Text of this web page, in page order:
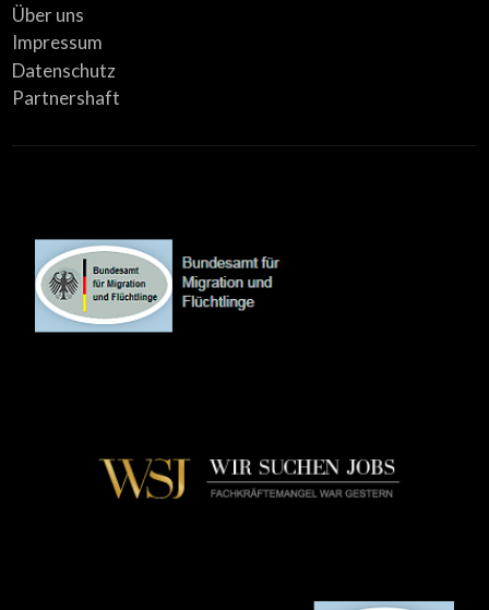
Über uns
Impressum
Datenschutz
Partnershaft